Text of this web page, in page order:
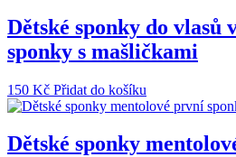
Dětské sponky do vlasů
sponky s mašličkami
150 Kč Přidat do košíku
Dětské sponky